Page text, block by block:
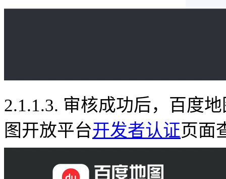
2.1.1.3. 审核成功后，百度
图开放平台开发者认证页面